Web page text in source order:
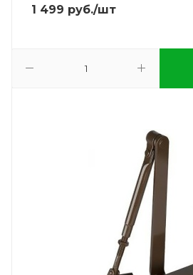
1 499 руб./шт